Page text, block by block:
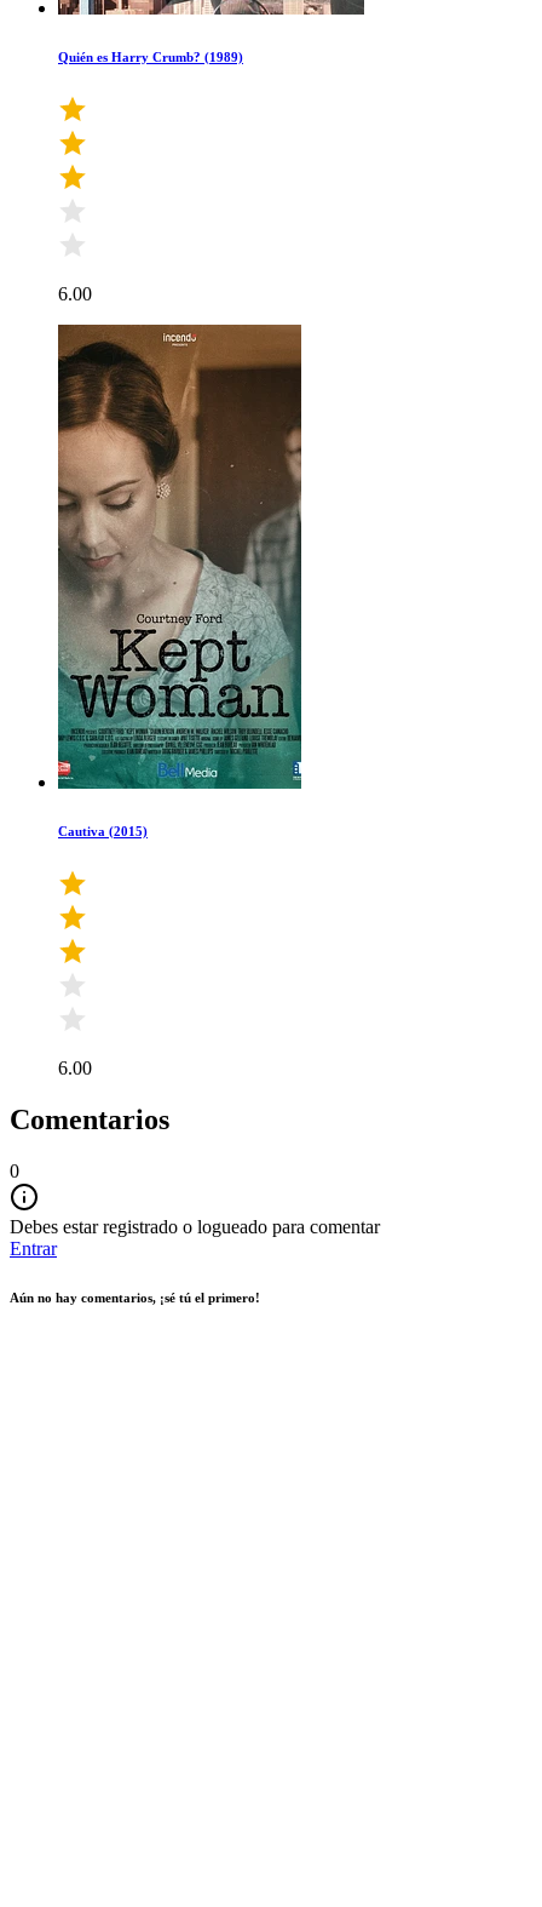
Quién es Harry Crumb? (1989)
6.00
Cautiva (2015)
6.00
Comentarios
0
Debes estar registrado o logueado para comentar
Entrar
Aún no hay comentarios, ¡sé tú el primero!